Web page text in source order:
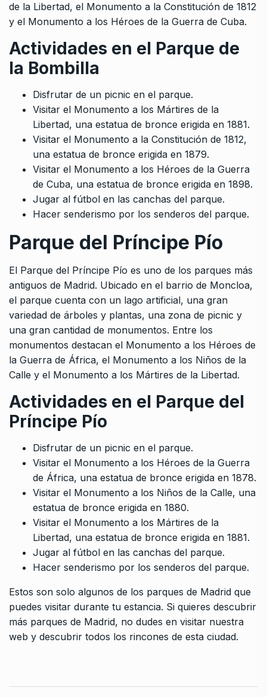
de la Libertad, el Monumento a la Constitución de 1812
y el Monumento a los Héroes de la Guerra de Cuba.
Actividades en el Parque de
la Bombilla
Disfrutar de un picnic en el parque.
Visitar el Monumento a los Mártires de la
Libertad, una estatua de bronce erigida en 1881.
Visitar el Monumento a la Constitución de 1812,
una estatua de bronce erigida en 1879.
Visitar el Monumento a los Héroes de la Guerra
de Cuba, una estatua de bronce erigida en 1898.
Jugar al fútbol en las canchas del parque.
Hacer senderismo por los senderos del parque.
Parque del Príncipe Pío
El Parque del Príncipe Pío es uno de los parques más
antiguos de Madrid. Ubicado en el barrio de Moncloa,
el parque cuenta con un lago artificial, una gran
variedad de árboles y plantas, una zona de picnic y
una gran cantidad de monumentos. Entre los
monumentos destacan el Monumento a los Héroes de
la Guerra de África, el Monumento a los Niños de la
Calle y el Monumento a los Mártires de la Libertad.
Actividades en el Parque del
Príncipe Pío
Disfrutar de un picnic en el parque.
Visitar el Monumento a los Héroes de la Guerra
de África, una estatua de bronce erigida en 1878.
Visitar el Monumento a los Niños de la Calle, una
estatua de bronce erigida en 1880.
Visitar el Monumento a los Mártires de la
Libertad, una estatua de bronce erigida en 1881.
Jugar al fútbol en las canchas del parque.
Hacer senderismo por los senderos del parque.
Estos son solo algunos de los parques de Madrid que
puedes visitar durante tu estancia. Si quieres descubrir
más parques de Madrid, no dudes en visitar nuestra
web y descubrir todos los rincones de esta ciudad.